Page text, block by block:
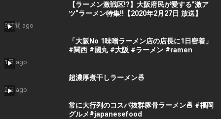
【ラーメン激戦区!?】大阪府民が愛する”激ア
ツ”ラーメン特集‼︎【2020年2月27日 放送】
9時間 ago
「大阪No 1味噌ラーメン店の店長に1日密着」
#関西 #國丸 #大阪 #ラーメン #ramen
1日 ago
超濃厚煮干しラーメン🍜
2日 ago
常に大行列のコスパ抜群豚骨ラーメン🍜 #福岡
グルメ#japanesefood